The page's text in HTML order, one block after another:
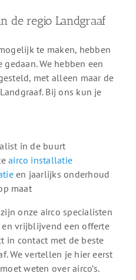
de regio Landgraaf
te maken, hebben
We hebben een
met alleen maar de
Bij ons kun je
in de buurt
airco installatie
en jaarlijks onderhoud
maat
onze airco specialisten
en vrijblijvend een offerte
in contact met de beste
We vertellen je hier eerst
weten over airco’s.